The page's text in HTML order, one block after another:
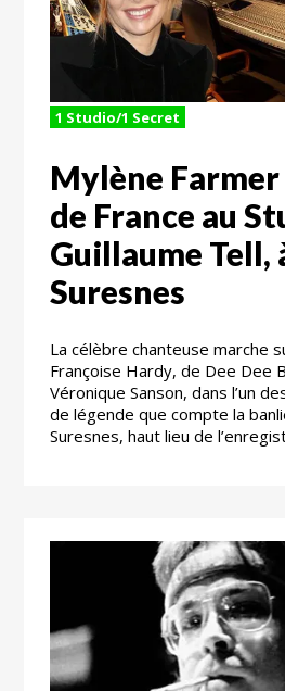
1 Studio/1 Secret
Mylène
de France au
Guillaume Tell,
Suresnes
La célèbre chanteuse marche
Françoise Hardy, de Dee Dee
Véronique Sanson, dans l’un
de légende que compte la
Suresnes, haut lieu de